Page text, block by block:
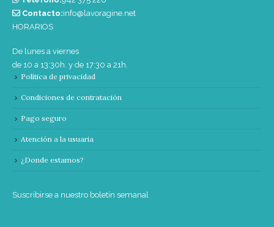
Contacto:info@lavoragine.net
HORARIOS
De lunes a viernes
de 10 a 13:30h. y de 17:30 a 21h.
Política de privacidad
Condiciones de contratación
Pago seguro
Atención a la usuaria
¿Donde estamos?
Suscribirse a nuestro boletín semanal